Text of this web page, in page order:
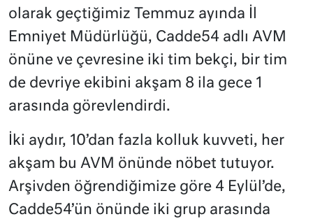
olarak geçtiğimiz Temmuz ayında İl
Emniyet Müdürlüğü, Cadde54 adlı AVM
önüne ve çevresine iki tim bekçi, bir tim
de devriye ekibini akşam 8 ila gece 1
arasında görevlendirdi.
İki aydır, 10’dan fazla kolluk kuvveti, her
akşam bu AVM önünde nöbet tutuyor.
Arşivden öğrendiğimize göre 4 Eylül’de,
Cadde54’ün önünde iki grup arasında